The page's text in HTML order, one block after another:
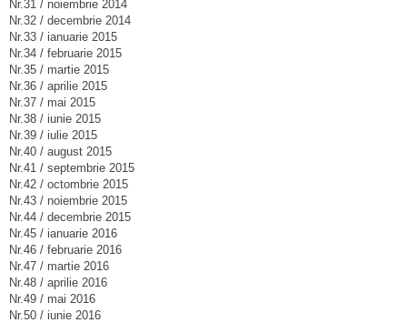
Nr.31 / noiembrie 2014
Nr.32 / decembrie 2014
Nr.33 / ianuarie 2015
Nr.34 / februarie 2015
Nr.35 / martie 2015
Nr.36 / aprilie 2015
Nr.37 / mai 2015
Nr.38 / iunie 2015
Nr.39 / iulie 2015
Nr.40 / august 2015
Nr.41 / septembrie 2015
Nr.42 / octombrie 2015
Nr.43 / noiembrie 2015
Nr.44 / decembrie 2015
Nr.45 / ianuarie 2016
Nr.46 / februarie 2016
Nr.47 / martie 2016
Nr.48 / aprilie 2016
Nr.49 / mai 2016
Nr.50 / iunie 2016